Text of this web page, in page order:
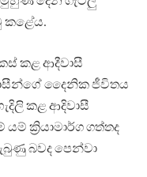
කළේය.
කළ ආදීවාසී
දෛනික ජීවිතය
කළ ආදිවාසී
ක්‍රියාමාර්ග ගත්තද
බවද පෙන්වා